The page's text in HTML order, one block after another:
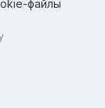
файлы